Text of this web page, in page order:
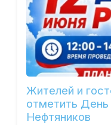
Жителей и
отметить
Нефтяников